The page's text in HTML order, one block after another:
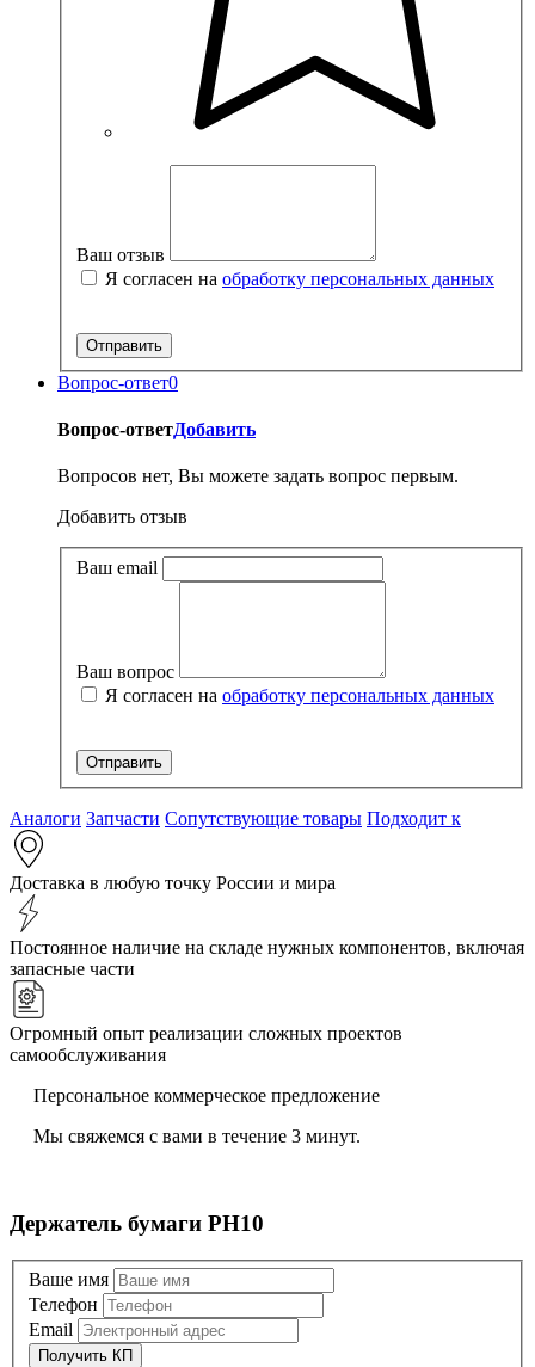
Ваш отзыв
Я согласен на обработку персональных данных
Вопрос-ответ0
Вопрос-ответДобавить
Вопросов нет, Вы можете задать вопрос первым.
Добавить отзыв
Ваш email
Ваш вопрос
Я согласен на обработку персональных данных
Аналоги Запчасти Сопутствующие товары Подходит к
Доставка в любую точку России и мира
Постоянное наличие на складе нужных компонентов, включая
запасные части
Огромный опыт реализации сложных проектов
самообслуживания
Персональное коммерческое предложение
Мы свяжемся с вами в течение 3 минут.
Держатель бумаги PH10
Ваше имя
Телефон
Email